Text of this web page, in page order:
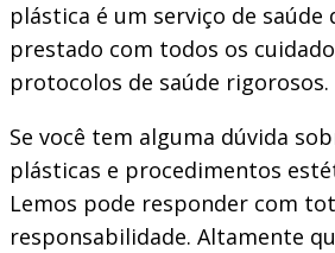
plástica é um serviço de saúde
prestado com todos os
protocolos de saúde rigorosos.
Se você tem alguma dúvida
plásticas e procedimentos
Lemos pode responder com
responsabilidade. Altamente